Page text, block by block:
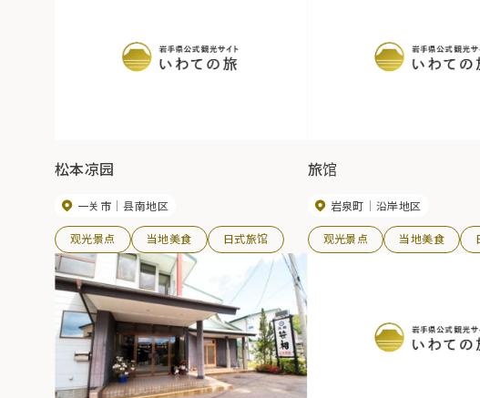
松本凉园
一关市 县南地区
观光景点 当地美食 日式旅馆
旅馆
岩泉町 沿岸地区
观光景点 当地美食